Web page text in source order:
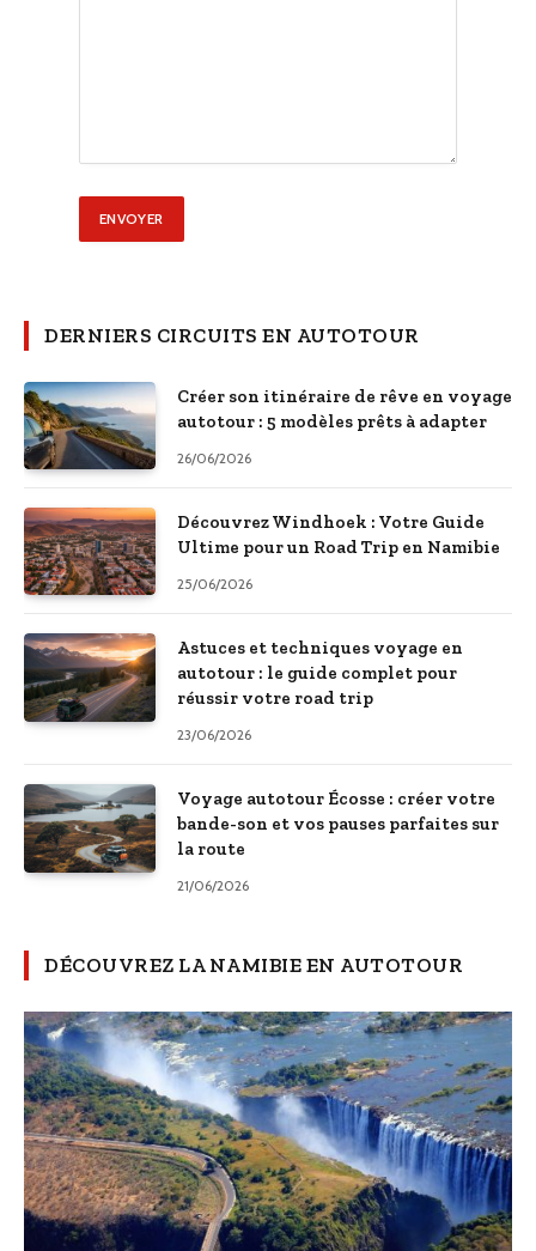
DERNIERS CIRCUITS EN AUTOTOUR
Créer son itinéraire de rêve en voyage
autotour : 5 modèles prêts à adapter
26/06/2026
Découvrez Windhoek : Votre Guide
Ultime pour un Road Trip en Namibie
25/06/2026
Astuces et techniques voyage en
autotour : le guide complet pour
réussir votre road trip
23/06/2026
Voyage autotour Écosse : créer votre
bande-son et vos pauses parfaites sur
la route
21/06/2026
DÉCOUVREZ LA NAMIBIE EN AUTOTOUR